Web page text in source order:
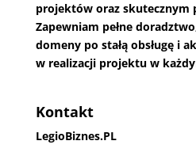
projektów oraz skutecznym
Zapewniam pełne
domeny po stałą obsługę i
w realizacji projektu w
Kontakt
LegioBiznes.PL